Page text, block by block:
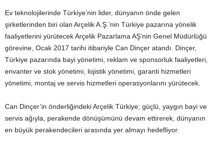
Ev teknolojilerinde Türkiye’nin lider, dünyanın önde gelen
şirketlerinden biri olan Arçelik A.Ş.’nin Türkiye pazarına yönelik
faaliyetlerini yürütecek Arçelik Pazarlama AŞ’nin Genel Müdürlüğü
görevine, Ocak 2017 tarihi itibariyle Can Dinçer atandı. Dinçer,
Türkiye pazarında bayi yönetimi, reklam ve sponsorluk faaliyetleri,
envanter ve stok yönetimi, lojistik yönetimi, garanti hizmetleri
yönetimi, montaj ve servis hizmetleri operasyonlarını yürütecek.
Can Dinçer’in önderliğindeki Arçelik Türkiye; güçlü, yaygın bayi ve
servis ağıyla, perakende dönüşümünü devam ettirerek, dünyanın
en büyük perakendecileri arasında yer almayı hedefliyor.